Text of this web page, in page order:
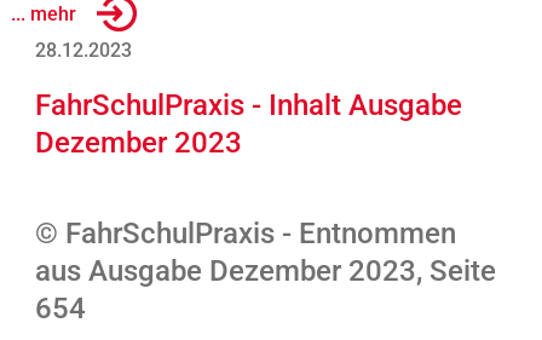
... mehr
28.12.2023
FahrSchulPraxis - Inhalt Ausgabe
Dezember 2023
© FahrSchulPraxis - Entnommen
aus Ausgabe Dezember 2023, Seite
654